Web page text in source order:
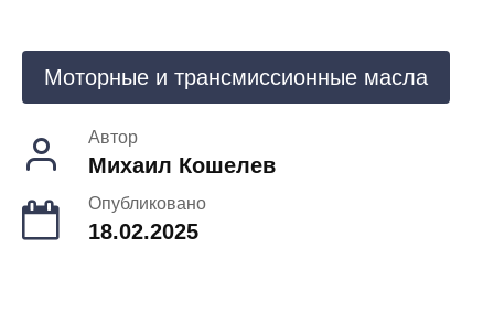
Моторные и трансмиссионные масла
Автор
Михаил Кошелев
Опубликовано
18.02.2025